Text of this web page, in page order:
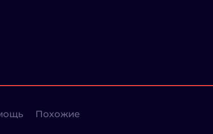
Похожие